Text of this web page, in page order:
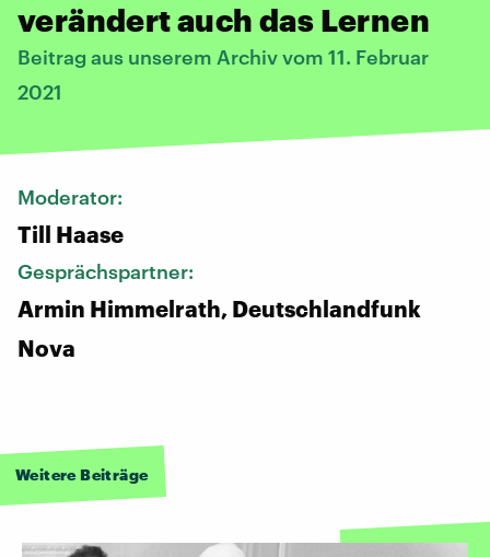
verändert auch das Lernen
Beitrag aus unserem Archiv vom 11. Februar
2021
Moderator:
Till Haase
Gesprächspartner:
Armin Himmelrath, Deutschlandfunk
Nova
Weitere Beiträge